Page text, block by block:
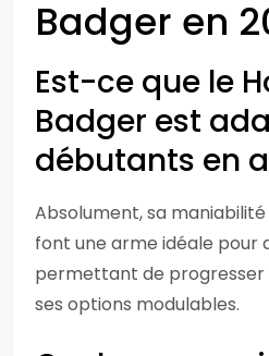
Badger en
Est-ce que le
Badger est
débutants en
Absolument, sa
font une arme idéale pour
permettant de
ses options modulables.